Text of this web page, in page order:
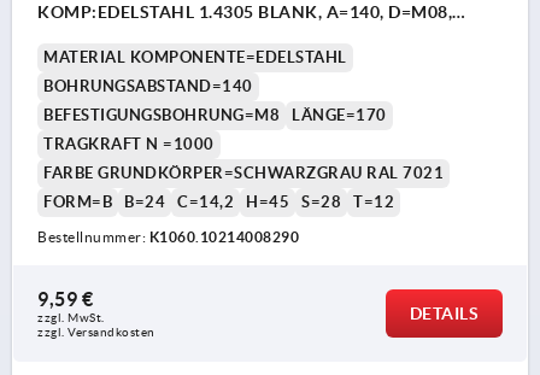
KOMP:EDELSTAHL 1.4305 BLANK, A=140, D=M08,
MATERIAL KOMPONENTE=EDELSTAHL
BOHRUNGSABSTAND=140
BEFESTIGUNGSBOHRUNG=M8
LÄNGE=170
TRAGKRAFT N =1000
FARBE GRUNDKÖRPER=SCHWARZGRAU RAL 7021
FORM=B
B=24 C=14,2 H=45 S=28 T=12
Bestellnummer: K1060.10214008290
9,59 €
zzgl. MwSt.
zzgl. Versandkosten
DETAILS